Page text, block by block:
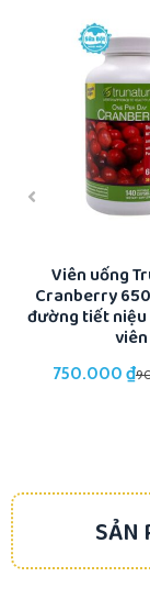
Viên uống
Cranberry
đường tiết niệu
viên
750.000 ₫
SẢN